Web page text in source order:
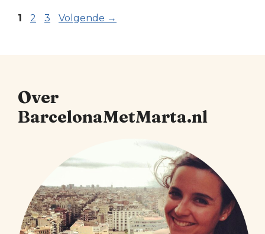
Pagina
1 Pagina
2 Pagina
3 Volgende →
Over
BarcelonaMetMarta.nl